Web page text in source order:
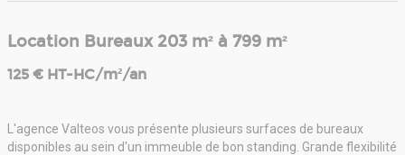
- -Lot en étage:
- Espace ouvert
Location Bureaux 203 m² à 799 m²
125 € HT-HC/m²/an
L'agence Valteos vous présente plusieurs surfaces de bureaux
disponibles au sein d'un immeuble de bon standing. Grande flexibilité